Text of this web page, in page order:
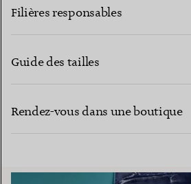
Filières responsables
Guide des tailles
Rendez-vous dans une boutique